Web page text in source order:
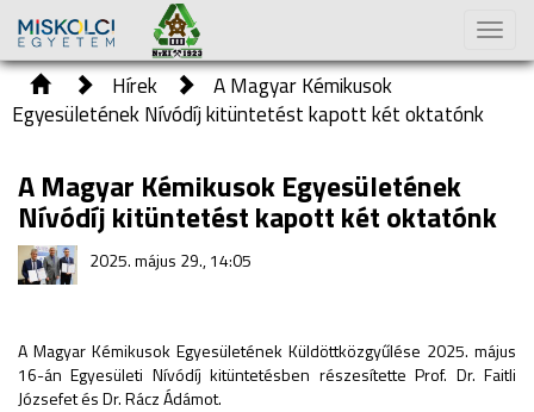
Toggle
Hírek
A Magyar Kémikusok
Egyesületének Nívódíj kitüntetést kapott két oktatónk
A Magyar Kémikusok Egyesületének
Nívódíj kitüntetést kapott két oktatónk
2025. május 29., 14:05
A Magyar Kémikusok Egyesületének Küldöttközgyűlése 2025. május
16-án Egyesületi Nívódíj kitüntetésben részesítette Prof. Dr. Faitli
Józsefet és Dr. Rácz Ádámot.